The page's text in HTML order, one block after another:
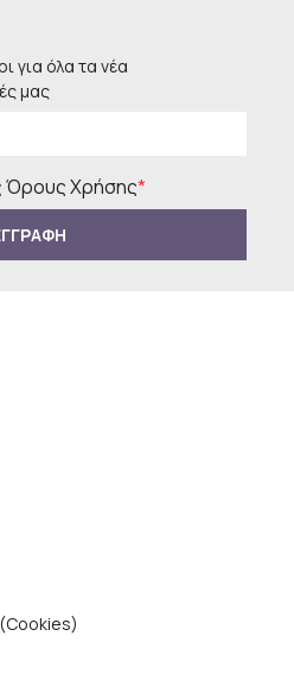
για όλα τα νέα
μας
Όρους Χρήσης*